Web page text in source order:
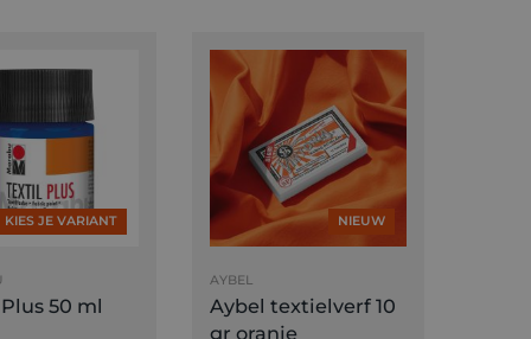
KIES JE VARIANT
50 ml
NIEUW
AYBEL
Aybel textielverf 10
gr oranje